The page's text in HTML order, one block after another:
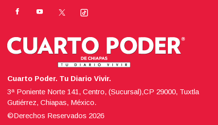
Cuarto Poder. Tu Diario Vivir.
3ª Poniente Norte 141, Centro, (Sucursal),CP 29000, Tuxtla
Gutiérrez, Chiapas, México.
©Derechos Reservados 2026